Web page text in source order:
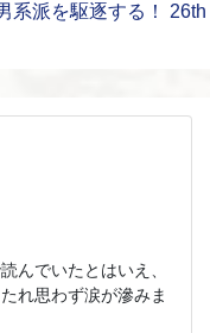
系派を駆逐する！ 26th
んでいたとはいえ、
れ思わず涙が滲みま